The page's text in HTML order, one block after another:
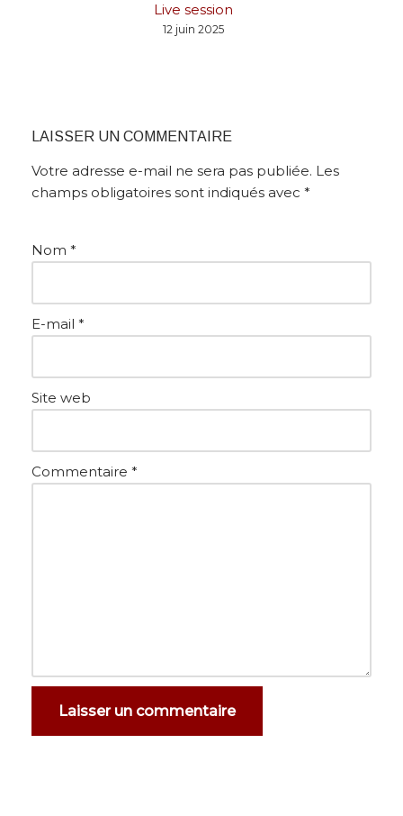
Live session
12 juin 2025
LAISSER UN COMMENTAIRE
Votre adresse e-mail ne sera pas publiée. Les
champs obligatoires sont indiqués avec *
Nom *
E-mail *
Site web
Commentaire *